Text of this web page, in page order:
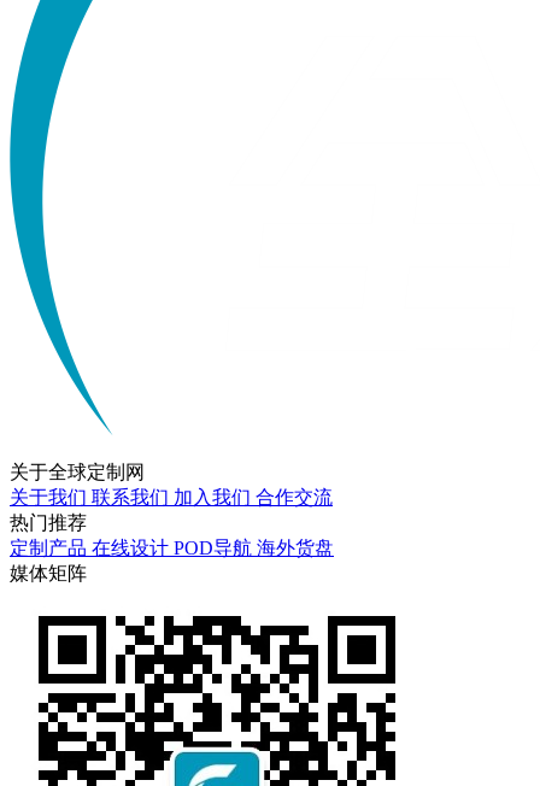
关于全球定制网
关于我们 联系我们 加入我们 合作交流
热门推荐
定制产品 在线设计 POD导航 海外货盘
媒体矩阵